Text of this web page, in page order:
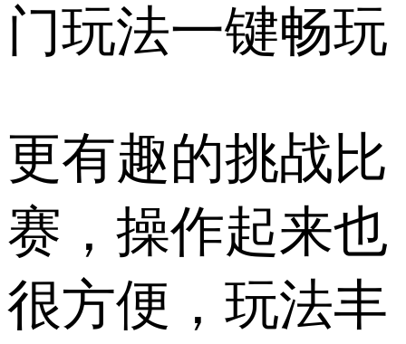
门玩法一键畅玩
更有趣的挑战比
赛，操作起来也
很方便，玩法丰